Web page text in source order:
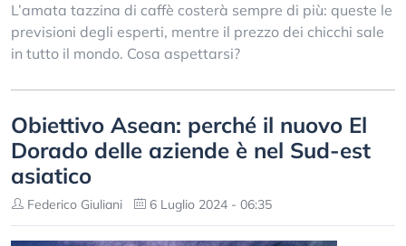
L’amata tazzina di caffè costerà sempre di più: queste le
previsioni degli esperti, mentre il prezzo dei chicchi sale
in tutto il mondo. Cosa aspettarsi?
Obiettivo Asean: perché il nuovo El
Dorado delle aziende è nel Sud-est
asiatico
Federico Giuliani 6 Luglio 2024 - 06:35